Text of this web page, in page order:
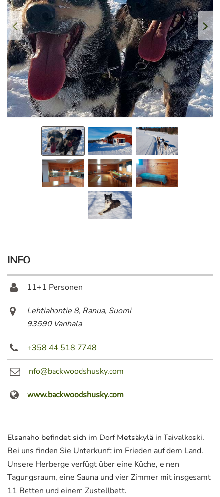
INFO
11+1 Personen
Lehtiahontie 8, Ranua, Suomi
93590 Vanhala
+358 44 518 7748
info@backwoodshusky.com
www.backwoodshusky.com
Elsanaho befindet sich im Dorf Metsäkylä in Taivalkoski.
Bei uns finden Sie Unterkunft im Frieden auf dem Land.
Unsere Herberge verfügt über eine Küche, einen
Tagungsraum, eine Sauna und vier Zimmer mit insgesamt
11 Betten und einem Zustellbett.